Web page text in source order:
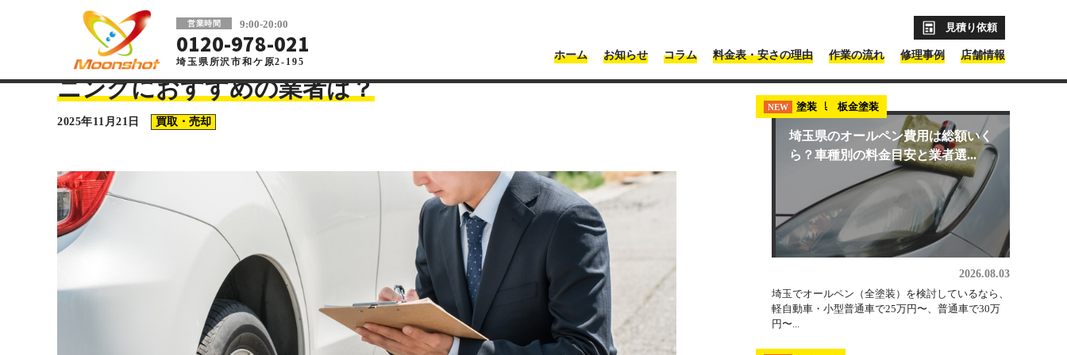
営業時間 9:00-20:00
0120-978-021
埼玉県所沢市和ケ原2-195
ホーム お知らせ コラム 料金表・安さの理由 作業の流れ 修理事例 店舗情報
見積り依頼
車の板金塗装・傷修理ならMoonshot
車査定時のマイナスポイント5選！修理相談やカークリー
ニングにおすすめの業者は？
2025年11月21日
最新コラム記事
NEW 埼玉県 板金塗装
NEW 塗装
埼玉県のオールペン費用は総額いく
ら？車種別の料金目安と業者選...